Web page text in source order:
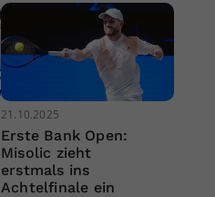
21.10.2025
Erste Bank Open:
Misolic zieht
erstmals ins
Achtelfinale ein